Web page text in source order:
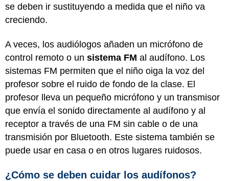
se deben ir sustituyendo a medida que el niño va
creciendo.
A veces, los audiólogos añaden un micrófono de
control remoto o un sistema FM al audífono. Los
sistemas FM permiten que el niño oiga la voz del
profesor sobre el ruido de fondo de la clase. El
profesor lleva un pequeño micrófono y un transmisor
que envía el sonido directamente al audífono y al
receptor a través de una FM sin cable o de una
transmisión por Bluetooth. Este sistema también se
puede usar en casa o en otros lugares ruidosos.
¿Cómo se deben cuidar los audífonos?